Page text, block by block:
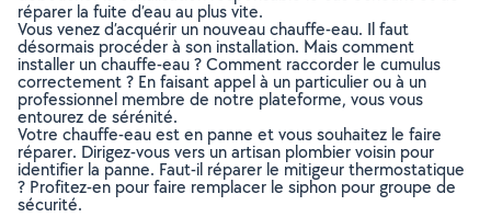
réparer la fuite d’eau au plus vite.
Vous venez d’acquérir un nouveau chauffe-eau. Il faut
désormais procéder à son installation. Mais comment
installer un chauffe-eau ? Comment raccorder le cumulus
correctement ? En faisant appel à un particulier ou à un
professionnel membre de notre plateforme, vous vous
entourez de sérénité.
Votre chauffe-eau est en panne et vous souhaitez le faire
réparer. Dirigez-vous vers un artisan plombier voisin pour
identifier la panne. Faut-il réparer le mitigeur thermostatique
? Profitez-en pour faire remplacer le siphon pour groupe de
sécurité.